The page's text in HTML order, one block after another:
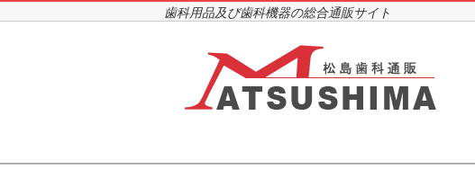
歯科用品及び歯科機器の総合通販サイト